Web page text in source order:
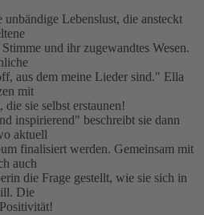
Lebenslust, die ansteckt
und ihr zugewandtes Wesen.
aus dem meine Lieder sind." Ella
mit
sie selbst erstaunen!
inspirierend" beschreibt sie dann
aktuell
finalisiert werden. Gemeinsam mit
auch
die Frage gestellt, wie sie sich in
Die